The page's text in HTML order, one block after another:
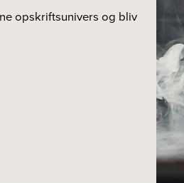
opskriftsunivers og bliv